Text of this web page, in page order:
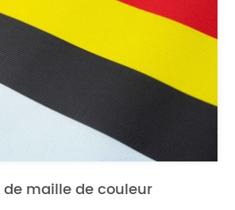
de maille de couleur